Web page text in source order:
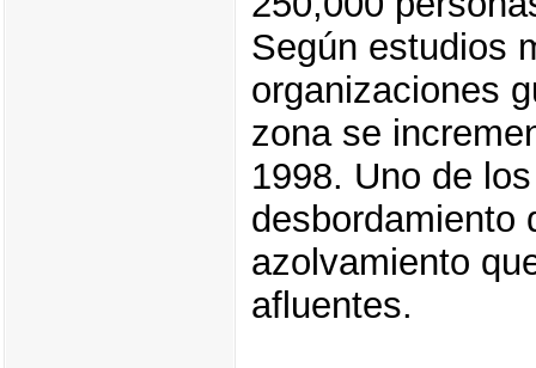
Según estudios
organizaciones
zona se
1998. Uno de
desbordamiento
azolvamiento
afluentes.